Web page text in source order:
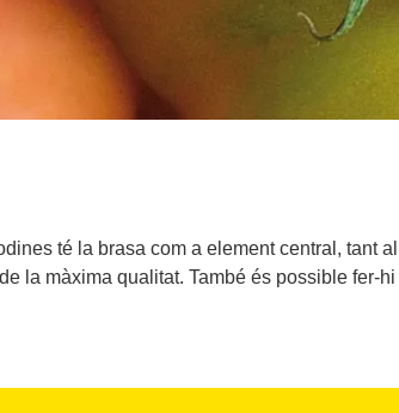
té la brasa com a element central, tant
la màxima qualitat. També és possible fer-